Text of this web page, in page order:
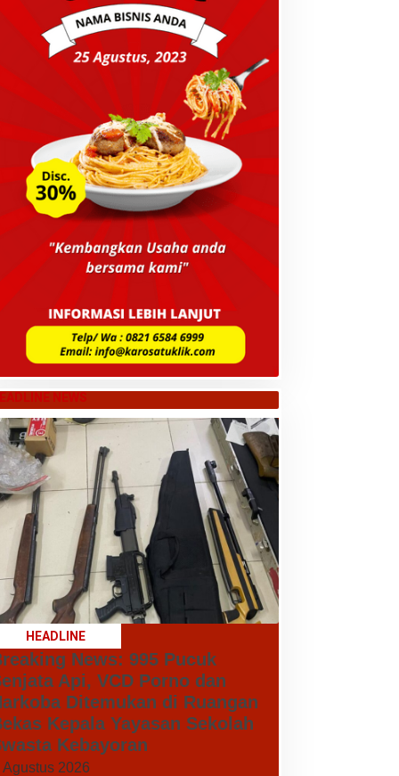
NEWS
HEADLINE
News: 995 Pucuk
Api, VCD Porno dan
Ditemukan di Ruangan
Kepala Yayasan Sekolah
Kebayoran
Agustus 2026